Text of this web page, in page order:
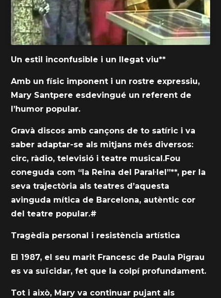
Un estil inconfusible i un llegat viu**
Amb un físic imponent i un rostre expressiu,
Mary Santpere esdevingué un referent de
l’humor popular.
Gravà discos amb cançons de to satíric i va
saber adaptar-se als mitjans més diversos:
circ, ràdio, televisió i teatre musical.Fou
coneguda com “la Reina del Paral·lel”**, per la
seva trajectòria als teatres d’aquesta
avinguda mítica de Barcelona, autèntic cor
del teatre popular.#
Tragèdia personal i resistència artística
El 1987, el seu marit Francesc de Paula Pigrau
es va suïcidar, fet que la colpí profundament.
Tot i això, Mary va continuar pujant als